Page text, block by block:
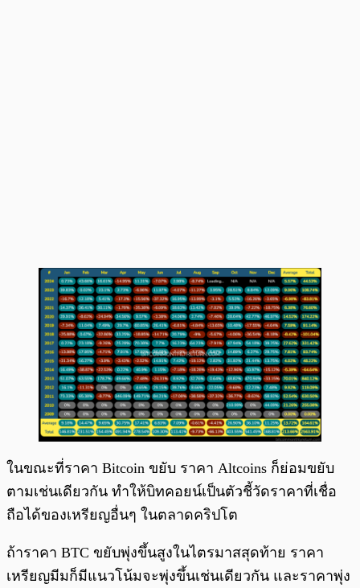
ในขณะที่ราคา Bitcoin ขยับ ราคา Altcoins ก็ย่อมขยับ
ตามเช่นเดียวกัน ทำให้บิทคอยน์เป็นตัวชี้วัดราคาที่เชื่อ
ถือได้ของเหรียญอื่นๆ ในตลาดคริปโต
ถ้าราคา BTC ขยับพุ่งขึ้นสูงในไตรมาสสุดท้าย ราคา
เหรียญมีมก็มีแนวโน้มจะพุ่งขึ้นเช่นเดียวกัน และราคาพุ่ง